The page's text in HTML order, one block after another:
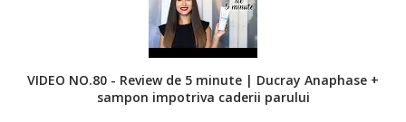
VIDEO NO.80 - Review de 5 minute | Ducray Anaphase +
sampon impotriva caderii parului